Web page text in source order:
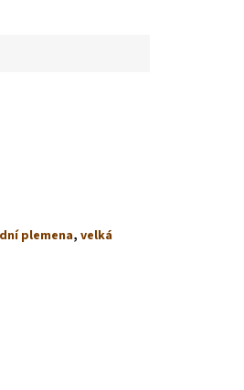
plemena,velká